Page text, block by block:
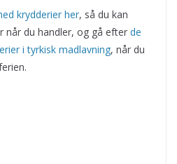
krydderier her, så du kan
når du handler, og gå efter de
i tyrkisk madlavning, når du